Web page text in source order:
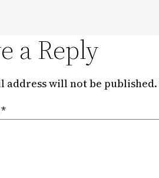
a Reply
address will not be published.
*